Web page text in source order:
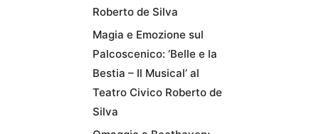
Roberto de Silva
Magia e Emozione sul
Palcoscenico: ‘Belle e la
Bestia – Il Musical’ al
Teatro Civico Roberto de
Silva